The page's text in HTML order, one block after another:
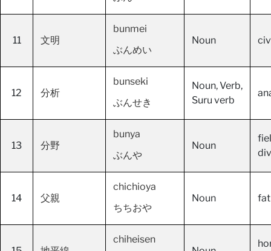
11 文明
bunmei
ぶんめい
Noun
12 分析
bunseki
ぶんせき
Noun, Verb,
Suru verb
13 分野
bunya
ぶんや
Noun
14 父親
chichioya
ちちおや
Noun
chiheisen